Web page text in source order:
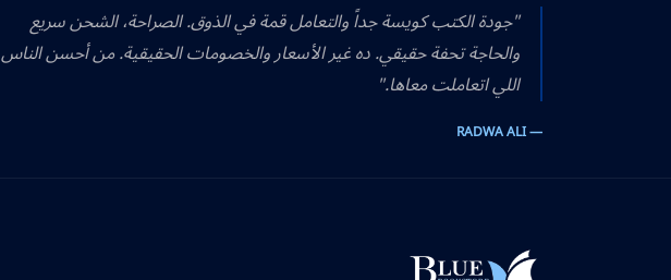
"جودة الكتب كويسة جداً والتعامل قمة في الذوق. الصراحة، الشحن سريع
والحاجة تحفة حقيقي. ده غير الأسعار والخصومات الحقيقية. من أحسن الناس
اللي اتعاملت معاها."
— RADWA ALI